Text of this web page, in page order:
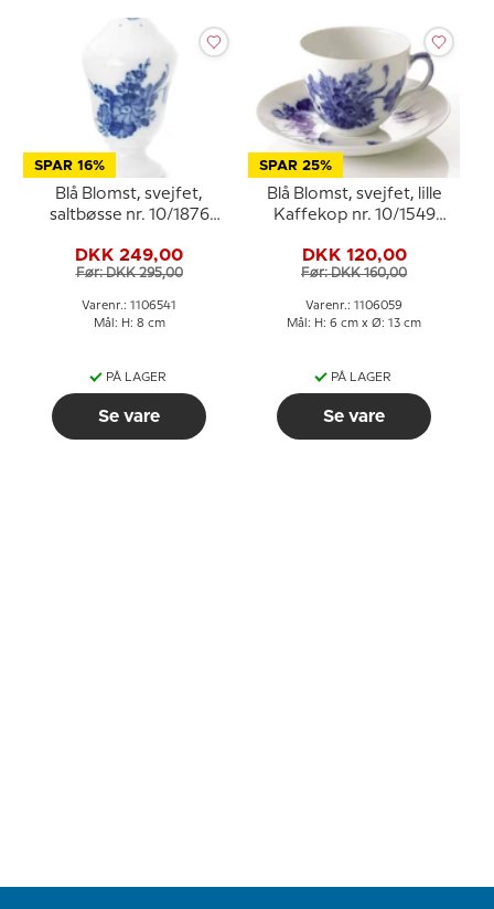
SPAR 16%
Blå Blomst, svejfet,
saltbøsse nr. 10/1876
Copenhagen
DKK 249,00
Før: DKK 295,00
Varenr.: 1106541
Mål: H: 8 cm
PÅ LAGER
Se vare
SPAR 25%
Blå Blomst, svejfet, lille
Kaffekop nr. 10/1549
Copenhagen
DKK 120,00
Før: DKK 160,00
Varenr.: 1106059
Mål: H: 6 cm x Ø: 13 cm
PÅ LAGER
Se vare